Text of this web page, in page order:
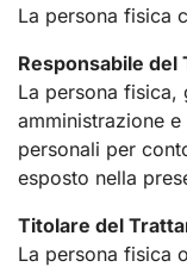
La persona fisica
Responsabile del
La persona fisica,
amministrazione
personali per
esposto nella
Titolare del
La persona fisica